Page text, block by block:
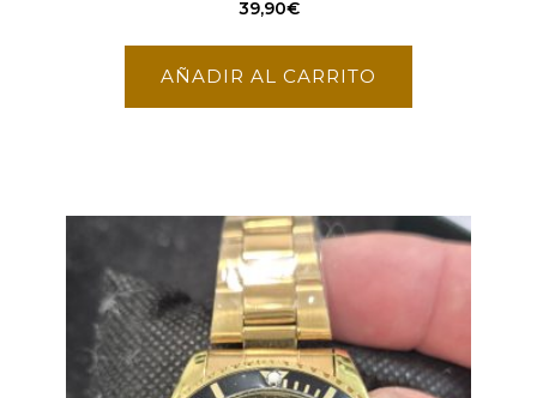
39,90€
AÑADIR AL CARRITO